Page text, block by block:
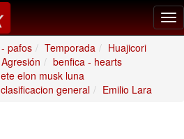
pafos Temporada
Huajicori
Agresión
benfica - hearts
elon musk luna
general
Emilio Lara